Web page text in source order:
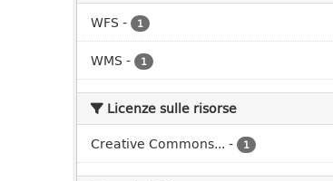
WFS - 1
WMS - 1
Licenze sulle risorse
Creative Commons... - 1